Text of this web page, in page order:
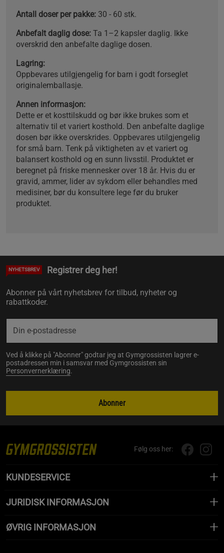
Antall doser per pakke: 30 - 60 stk.
Anbefalt daglig dose: Ta 1–2 kapsler daglig. Ikke
overskrid den anbefalte daglige dosen.
Lagring:
Oppbevares utilgjengelig for barn i godt forseglet
originalemballasje.
Annen informasjon:
Dette er et kosttilskudd og bør ikke brukes som et
alternativ til et variert kosthold. Den anbefalte daglige
dosen bør ikke overskrides. Oppbevares utilgjengelig
for små barn. Tenk på viktigheten av et variert og
balansert kosthold og en sunn livsstil. Produktet er
beregnet på friske mennesker over 18 år. Hvis du er
gravid, ammer, lider av sykdom eller behandles med
medisiner, bør du konsultere lege før du bruker
produktet.
NYHETSBREV Registrer deg her!
Abonner på vårt nyhetsbrev for tilbud, nyheter og
rabattkoder.
Ved å klikke på "Abonner" godtar jeg at Gymgrossisten lagrer e-
postadressen min i samsvar med Gymgrossisten sin
Personvernerklæring.
Abonner
Følg oss her:
KUNDESERVICE
JURIDISK INFORMASJON
ØVRIG INFORMASJON